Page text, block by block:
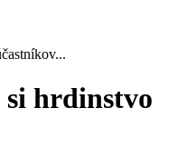
hrdinstvo